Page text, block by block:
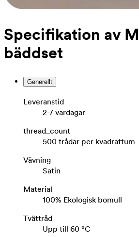
Specifikation av
bäddset
Generellt
Leveranstid
2-7 vardagar
thread_count
500 trådar per kvadrattum
Vävning
Satin
Material
100% Ekologisk bomull
Tvättråd
Upp till 60 °C